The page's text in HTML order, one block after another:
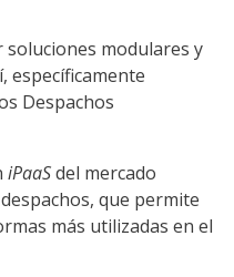
modulares y
específicamente
Despachos
iPaaSdel mercado
que permite
más utilizadas en el